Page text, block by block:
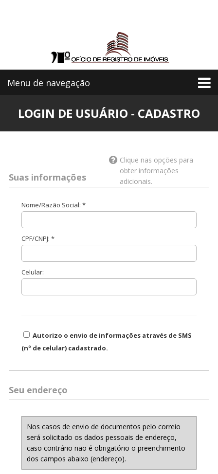
Menu de navegação
LOGIN DE USUÁRIO - CADASTRO
Suas informações
Clique nas opções para
obter informações
adicionais.
Nome/Razão Social: *
CPF/CNPJ: *
Celular:
Autorizo o envio de informações através de SMS
(nº de celular) cadastrado.
Seu endereço
Nos casos de envio de documentos pelo correio
será solicitado os dados pessoais de endereço,
caso contrário não é obrigatório o preenchimento
dos campos abaixo (endereço).